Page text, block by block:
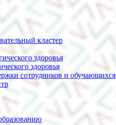
кластер
здоровья
здоровья
сотрудников и обучающихся